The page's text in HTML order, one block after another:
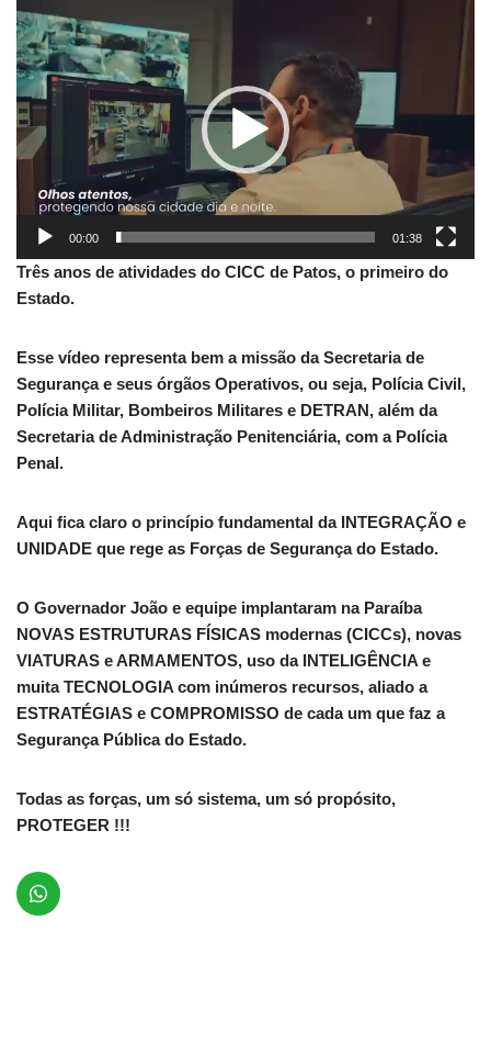
T
o
c
d
o
e
í
d
o
00:00 01:38
Três anos de atividades do CICC de Patos, o primeiro do
Estado.
Esse vídeo representa bem a missão da Secretaria de
Segurança e seus órgãos Operativos, ou seja, Polícia Civil,
Polícia Militar, Bombeiros Militares e DETRAN, além da
Secretaria de Administração Penitenciária, com a Polícia
Penal.
Aqui fica claro o princípio fundamental da INTEGRAÇÃO e
UNIDADE que rege as Forças de Segurança do Estado.
O Governador João e equipe implantaram na Paraíba
NOVAS ESTRUTURAS FÍSICAS modernas (CICCs), novas
VIATURAS e ARMAMENTOS, uso da INTELIGÊNCIA e
muita TECNOLOGIA com inúmeros recursos, aliado a
ESTRATÉGIAS e COMPROMISSO de cada um que faz a
Segurança Pública do Estado.
Todas as forças, um só sistema, um só propósito,
PROTEGER !!!